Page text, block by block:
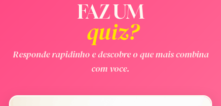
FAZ UM
quiz?
Responde rapidinho e descobre o que mais combina
com voce.